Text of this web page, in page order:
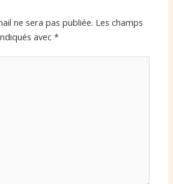
ne sera pas publiée. Les champs
avec*